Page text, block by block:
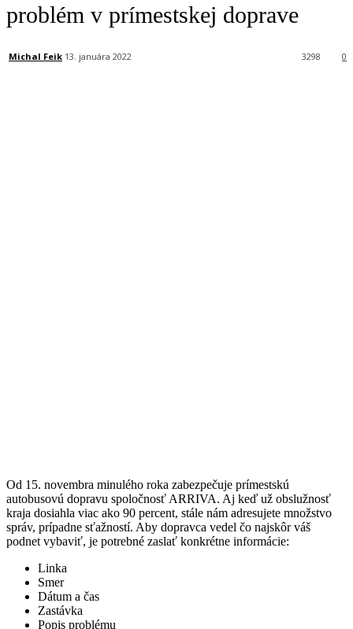
problém v prímestskej doprave
Michal Feik 13. januára 2022 0
3298
Od 15. novembra minulého roka zabezpečuje prímestskú
autobusovú dopravu spoločnosť ARRIVA. Aj keď už obslužnosť
kraja dosiahla viac ako 90 percent, stále nám adresujete množstvo
správ, prípadne sťažností. Aby dopravca vedel čo najskôr váš
podnet vybaviť, je potrebné zaslať konkrétne informácie:
Linka
Smer
Dátum a čas
Zastávka
Popis problému